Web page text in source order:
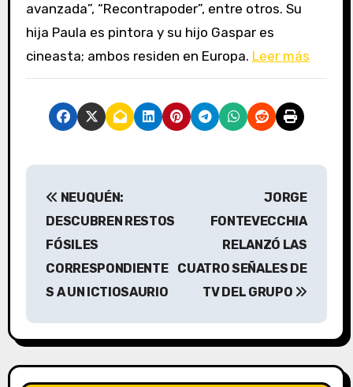
avanzada”, “Recontrapoder”, entre otros. Su
hija Paula es pintora y su hijo Gaspar es
cineasta; ambos residen en Europa. Leer más
N
a
c
NEUQUÉN:
DESCUBREN RESTOS
FÓSILES
CORRESPONDIENTE
S A UN ICTIOSAURIO
JORGE
FONTEVECCHIA
RELANZÓ LAS
CUATRO SEÑALES DE
TV DEL GRUPO